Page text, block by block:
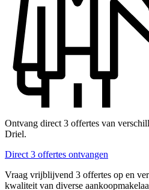
Ontvang direct 3 offertes van
Driel.
Direct 3 offertes ontvangen
Vraag vrijblijvend 3 offertes op en
kwaliteit van diverse